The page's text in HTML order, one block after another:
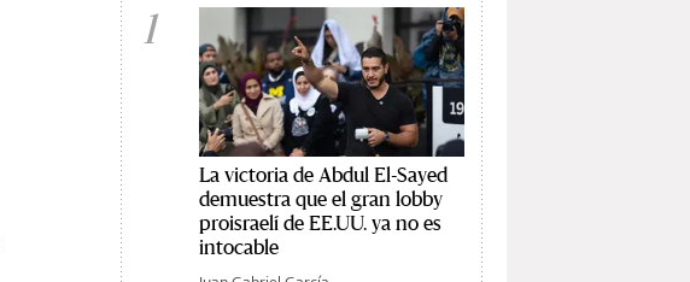
1
La victoria de Abdul El-Sayed
demuestra que el gran lobby
proisraelí de EE.UU. ya no es
intocable